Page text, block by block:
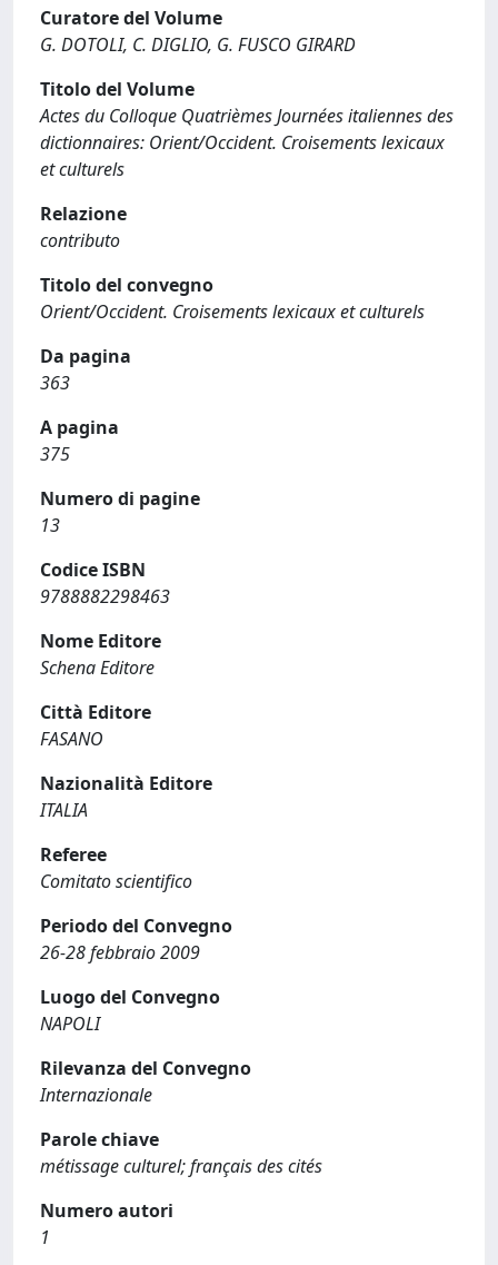
Curatore del Volume
G. DOTOLI, C. DIGLIO, G. FUSCO GIRARD
Titolo del Volume
Actes du Colloque Quatrièmes Journées italiennes des
dictionnaires: Orient/Occident. Croisements lexicaux
et culturels
Relazione
contributo
Titolo del convegno
Orient/Occident. Croisements lexicaux et culturels
Da pagina
363
A pagina
375
Numero di pagine
13
Codice ISBN
9788882298463
Nome Editore
Schena Editore
Città Editore
FASANO
Nazionalità Editore
ITALIA
Referee
Comitato scientifico
Periodo del Convegno
26-28 febbraio 2009
Luogo del Convegno
NAPOLI
Rilevanza del Convegno
Internazionale
Parole chiave
métissage culturel; français des cités
Numero autori
1